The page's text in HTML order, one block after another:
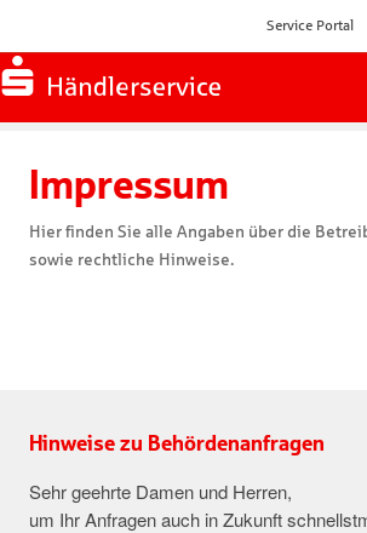
Service Portal
Impressum
Hier finden Sie alle Angaben über die
sowie rechtliche Hinweise.
Hinweise zu Behördenanfragen
Sehr geehrte Damen und Herren,
um Ihr Anfragen auch in Zukunft